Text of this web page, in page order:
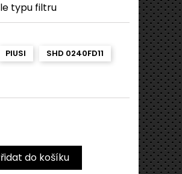
typu filtru
PIUSI
SHD 0240FD11
do košíku